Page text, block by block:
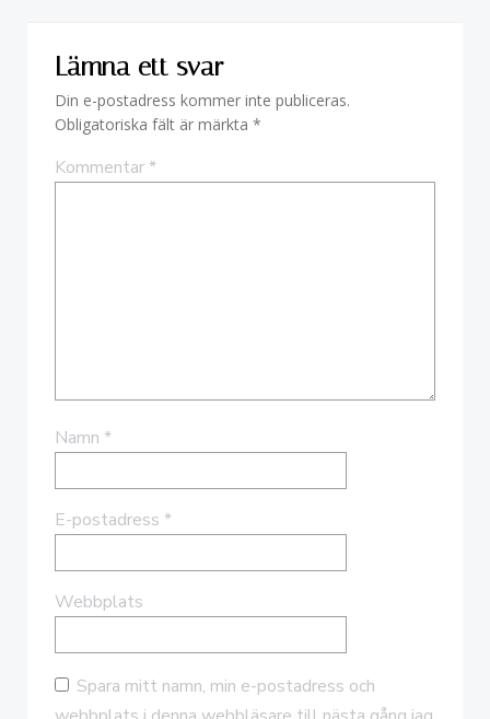
Lämna ett svar
Din e-postadress kommer inte publiceras.
Obligatoriska fält är märkta *
Kommentar*
Namn *
E-postadress *
Webbplats
Spara mitt namn, min e-postadress och